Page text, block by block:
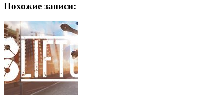
Похожие записи: